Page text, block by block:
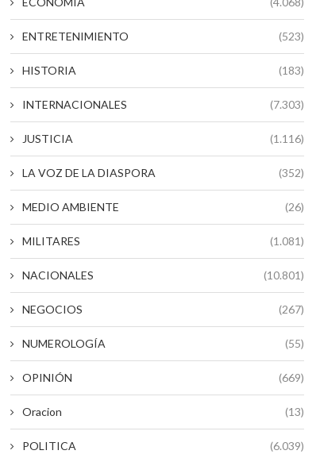
ENTRETENIMIENTO (523)
HISTORIA (183)
INTERNACIONALES (7.303)
JUSTICIA (1.116)
LA VOZ DE LA DIASPORA (352)
MEDIO AMBIENTE (26)
MILITARES (1.081)
NACIONALES (10.801)
NEGOCIOS (267)
NUMEROLOGÍA (55)
OPINIÓN (669)
Oracion (13)
POLITICA (6.039)